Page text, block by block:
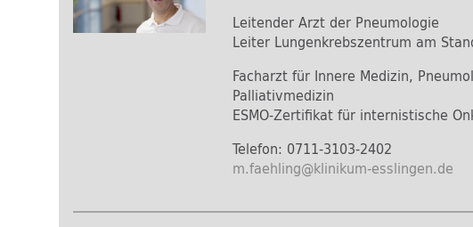
Leitender Arzt der Pneumologie
Leiter Lungenkrebszentrum am
Facharzt für Innere Medizin,
Palliativmedizin
ESMO-Zertifikat für internistische
Telefon: 0711-3103-2402
m.faehling@klinikum-esslingen.de